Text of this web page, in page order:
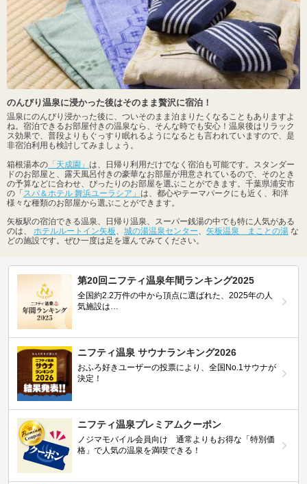
のんびり温泉に浸かった後はそのまま贅沢に宿泊！
温泉にのんびり浸かった後に、ついそのまま泊まりたくなることもありますよ
ね。宿泊できるお部屋付きの温泉なら、そんな時でも安心！温泉後はリラック
ス効果で、普段よりもぐっすり眠れるようになるとも言われていますので、是
非宿泊利用も検討してみましょう。
箱根湯本の 「天成園」 は、日帰り利用だけでなく宿泊も可能です。スタンダー
ドのお部屋と、露天風呂付きの豪華なお部屋が用意されているので、そのとき
の予算などに合わせ、ぴったりのお部屋を選ぶことができます。千葉県浦安市
の「スパ＆ホテル 舞浜ユーラシア」 は、都心やテーマパークにも近く、和洋
様々な種類のお部屋から選ぶことができます。
矢板駅の宿泊できる温泉、日帰り温泉、スーパー銭湯の中でも特に人気がある
のは、 ホテルルートイン矢板、 城の湯温泉センター、 矢板温泉 まことの湯 な
どの施設です。ぜひ一度は足を運んでみてください。
第20回ニフティ温泉年間ランキング2025
全国約2.2万件の中から頂点に選ばれた、2025年の人
気施設は…
ニフティ温泉 サウナランキング2026
おふろ好きユーザーの投票により、全国No.1サウナが
決定！
ニフティ温泉プレミアムクーポン
ノジマモバイル会員向け 通常よりもお得な「特別価
格」で人気の温泉を満喫できる！